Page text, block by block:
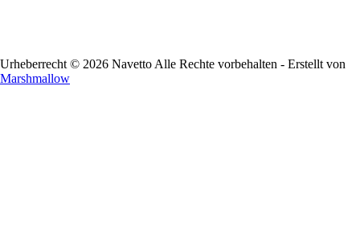
Urheberrecht © 2026 Navetto Alle Rechte vorbehalten - Erstellt von
Marshmallow